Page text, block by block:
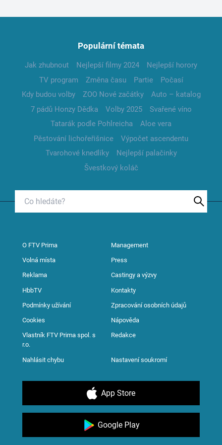
Populární témata
Jak zhubnout Nejlepší filmy 2024
Nejlepší horory
TV program
Změna času Partie
Počasí
Kdy budou volby
ZOO Nové začátky
Auto – katalog
7 pádů Honzy Dědka
Volby 2025
Svařené víno
Tatarák podle Pohlreicha
Aloe vera
Pěstování lichořeřišnice
Výpočet ascendentu
Tvarohové knedlíky
Nejlepší palačinky
Švestkový koláč
O FTV Prima Management
Volná místa Press
Reklama Castingy a výzvy
HbbTV Kontakty
Podmínky užívání Zpracování osobních údajů
Cookies Nápověda
Vlastník FTV Prima spol. s
r.o.
Redakce
Nahlásit chybu Nastavení soukromí
App Store
Google Play